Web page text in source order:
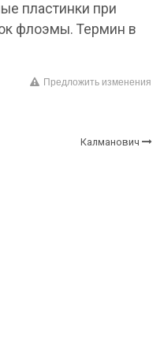
пластинки при
флоэмы. Термин в
Предложить изменения
Калманович